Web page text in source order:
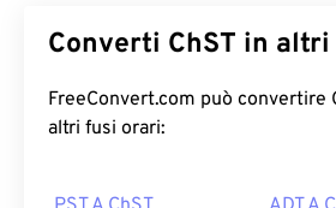
Converti ChST in
FreeConvert.com può convertire
altri fusi orari: